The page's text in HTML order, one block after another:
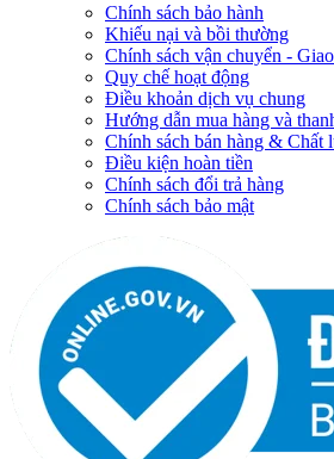
Chính sách bảo hành
Khiếu nại và bồi thường
Chính sách vận chuyển -
Quy chế hoạt động
Điều khoản dịch vụ chung
Hướng dẫn mua hàng và
Chính sách bán hàng & Chất
Điều kiện hoàn tiền
Chính sách đổi trả hàng
Chính sách bảo mật